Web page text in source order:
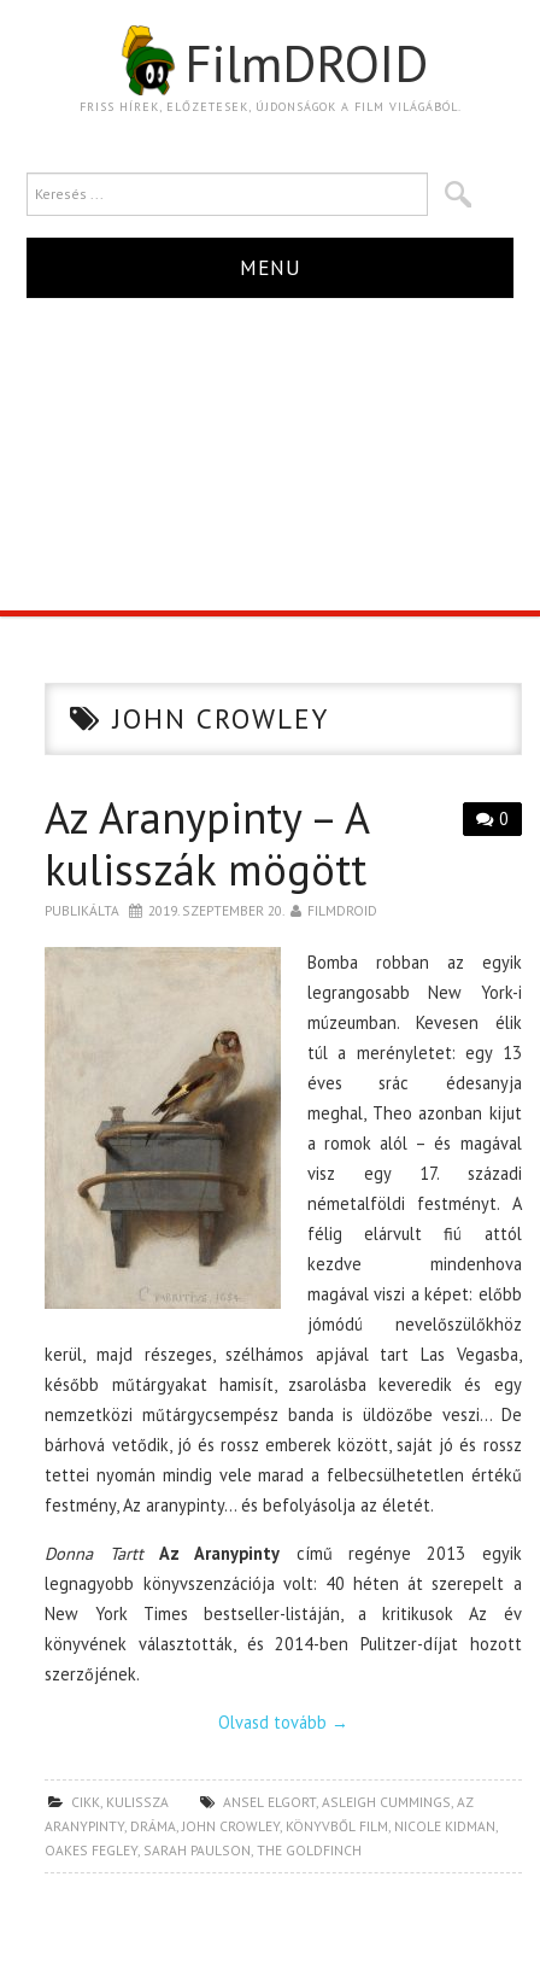
FilmDROID
FRISS HÍREK, ELŐZETESEK, ÚJDONSÁGOK A FILM VILÁGÁBÓL.
MENU
CIKK
PÓLÓ RENDELÉS
JOHN CROWLEY
0
Az Aranypinty – A
kulisszák mögött
PUBLIKÁLTA 2019. SZEPTEMBER 20. FILMDROID
Bomba robban az egyik
legrangosabb New York-i
múzeumban. Kevesen élik
túl a merényletet: egy 13
éves srác édesanyja
meghal, Theo azonban kijut
a romok alól – és magával
visz egy 17. századi
németalföldi festményt. A
félig elárvult fiú attól
kezdve mindenhova
magával viszi a képet: előbb
jómódú nevelőszülőkhöz
kerül, majd részeges, szélhámos apjával tart Las Vegasba,
később műtárgyakat hamisít, zsarolásba keveredik és egy
nemzetközi műtárgycsempész banda is üldözőbe veszi… De
bárhová vetődik, jó és rossz emberek között, saját jó és rossz
tettei nyomán mindig vele marad a felbecsülhetetlen értékű
festmény, Az aranypinty… és befolyásolja az életét.
Donna Tartt Az Aranypinty című regénye 2013 egyik
legnagyobb könyvszenzációja volt: 40 héten át szerepelt a
New York Times bestseller-listáján, a kritikusok Az év
könyvének választották, és 2014-ben Pulitzer-díjat hozott
szerzőjének.
Olvasd tovább →
CIKK, KULISSZA ANSEL ELGORT,ASLEIGH CUMMINGS,AZ
ARANYPINTY, DRÁMA,JOHN CROWLEY, KÖNYVBŐL FILM, NICOLE KIDMAN,
OAKES FEGLEY, SARAH PAULSON,THE GOLDFINCH